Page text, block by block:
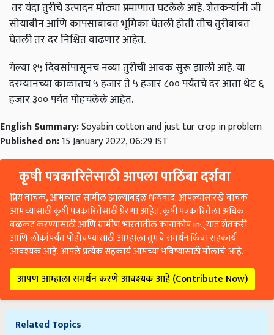
तर यंदा तुरीचे उत्पादन मोठ्या प्रमाणात घटलेले आहे. शेतकऱ्यांनी जी
सोयाबीन आणि कापसाबाबत भूमिका घेतली होती तीच तुरीबाबत
घेतली तर दर निश्चित वाढणार आहेत.
गेल्या १५ दिवसांपासूनच नव्या तुरीची आवक सुरू झाली आहे. या
दरम्यानच्या काळातच ५ हजार ते ५ हजार ८०० पर्यंतचे दर आता थेट ६
हजार ३०० पर्यंत पोहचलेले आहेत.
English Summary:Soyabin cotton and just tur crop in problem
Published on:15 January 2022, 06:29 IST
कृषी पत्रकारितेसाठी आपला पाठिंबा दर्शवा
प्रिय वाचक, आमच्यात सामील झाल्याबद्दल धन्यवाद. आपल्यासारखे वाचक
आमच्यासाठी कृषी पत्रकारितेसाठी प्रेरणा आहेत. कृषी पत्रकारितेला अधिक
बळकट करण्यासाठी आणि ग्रामीण भारतातील कानाकोप in्यात शेतकरी
आणि लोकांपर्यंत पोहोचण्यासाठी आम्हाला तुमचे समर्थन किंवा सहकार्य
आवश्यक आहे. आपले प्रत्येक सहकार्य आमच्या भविष्यासाठी मोलाचे आहे.
आपण आम्हाला समर्थन करणे आवश्यक आहे (Contribute Now)
Related Topics